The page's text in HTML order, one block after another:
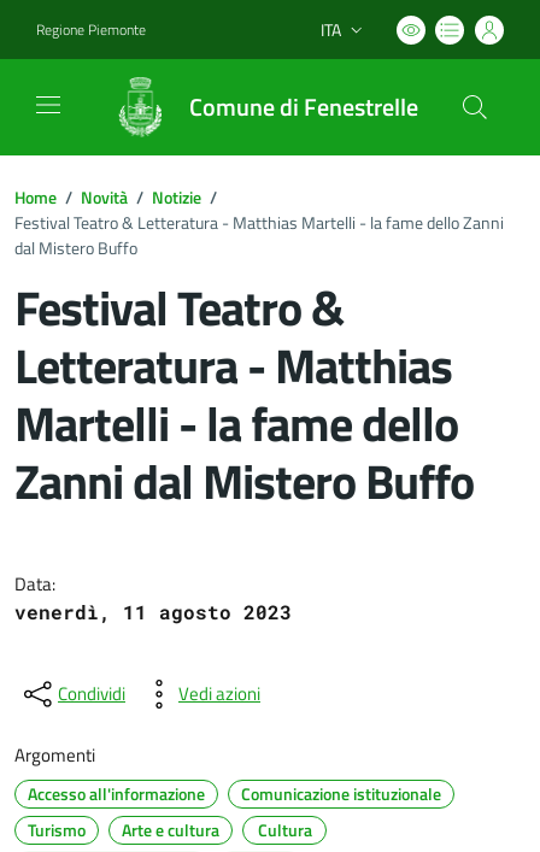
Regione Piemonte Lingua attiva:
ITA
Comune di Fenestrelle
Home / Novità / Notizie /
Festival Teatro & Letteratura - Matthias Martelli - la fame dello Zanni
dal Mistero Buffo
Festival Teatro &
Letteratura - Matthias
Martelli - la fame dello
Zanni dal Mistero Buffo
Data:
venerdì, 11 agosto 2023
Condividi Vedi azioni
Argomenti
Accesso all'informazione
Comunicazione istituzionale
Turismo
Arte e cultura
Cultura